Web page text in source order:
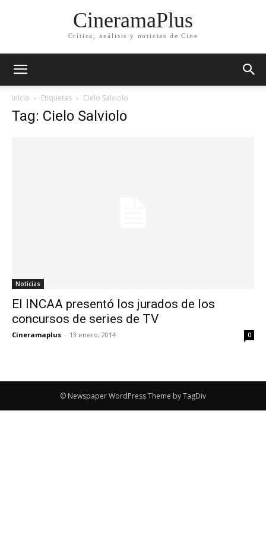
CineramaPlus
Crítica, análisis y noticias de Cine
Inicio Etiquetas Cielo Salviolo
Tag: Cielo Salviolo
Noticias
El INCAA presentó los jurados de los
concursos de series de TV
Cineramaplus - 13 enero, 2014 0
© Newspaper WordPress Theme by TagDiv